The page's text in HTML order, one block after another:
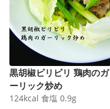
黒胡椒ビリビリ 鶏肉のガ
ーリック炒め
124kcal 食塩 0.9g